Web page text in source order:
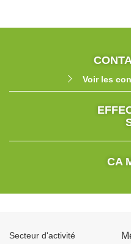
Voir les
CA
Secteur d'activité